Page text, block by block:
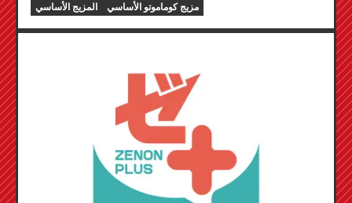
المزيج الأساسي مزيج كوماموتو الأساسي